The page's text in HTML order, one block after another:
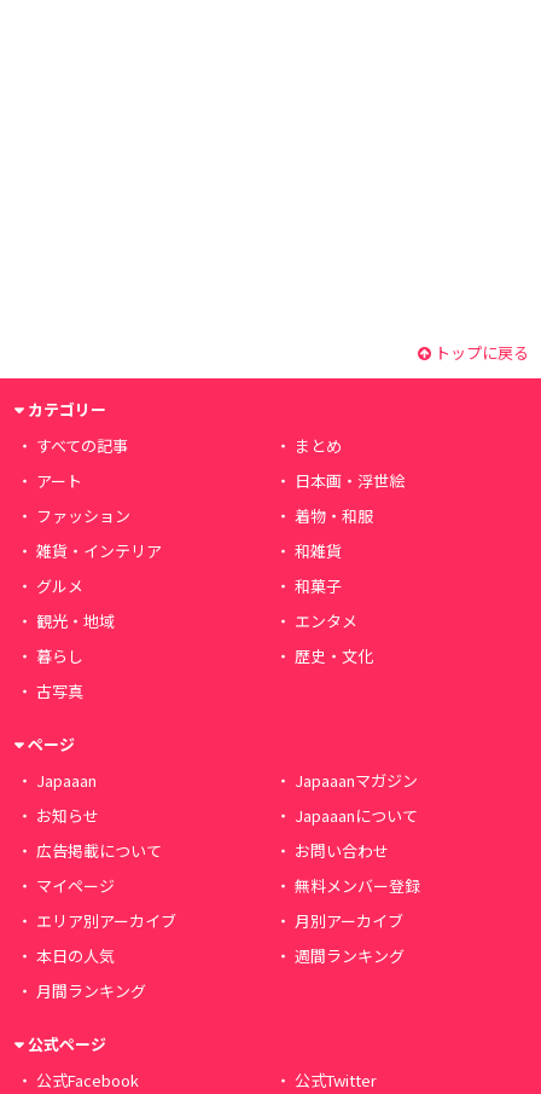
トップに戻る
カテゴリー
すべての記事
まとめ
アート
日本画・浮世絵
ファッション
着物・和服
雑貨・インテリア
和雑貨
グルメ
和菓子
観光・地域
エンタメ
暮らし
歴史・文化
古写真
ページ
Japaaan
Japaaanマガジン
お知らせ
Japaaanについて
広告掲載について
お問い合わせ
マイページ
無料メンバー登録
エリア別アーカイブ
月別アーカイブ
本日の人気
週間ランキング
月間ランキング
公式ページ
公式Facebook
公式Twitter